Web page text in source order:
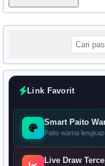
Link Favorit
Smart Paito
Paito warna
Live Draw